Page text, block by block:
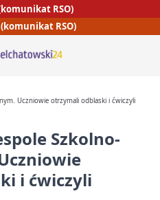
RSO)
RSO)
Uczniowie otrzymali odblaski i ćwiczyli
Szkolno-
i ćwiczyli